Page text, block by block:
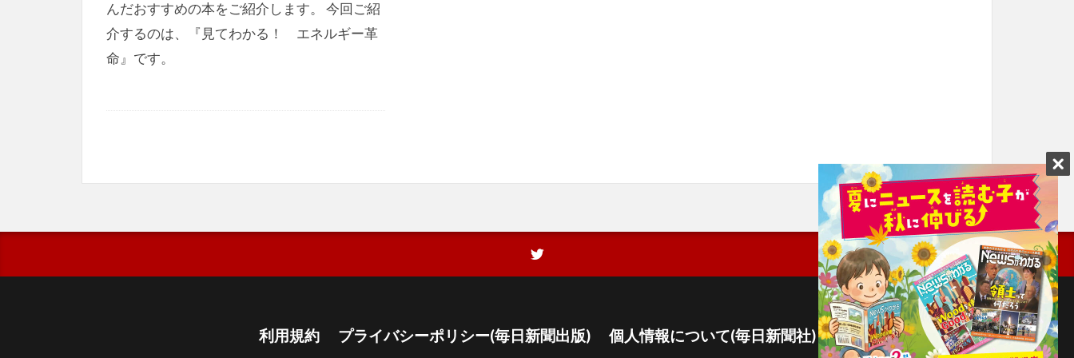
んだおすすめの本をご紹介します。 今回ご紹
介するのは、『見てわかる！ エネルギー革
命』です。
利用規約 プライバシーポリシー(毎日新聞出版) 個人情報について(毎日新聞社)